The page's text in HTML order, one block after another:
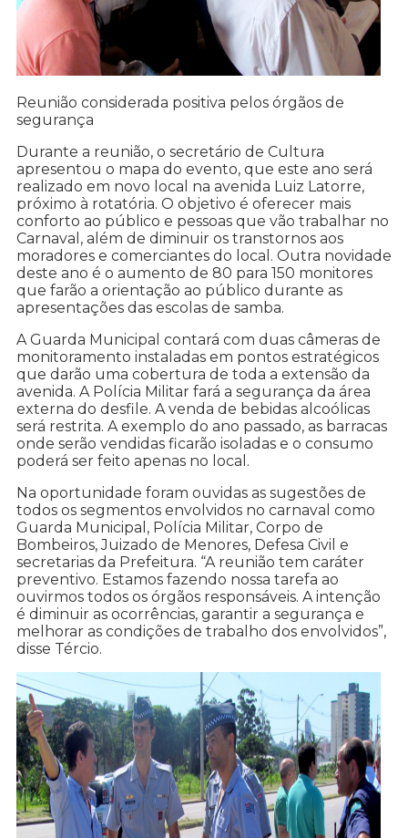
Reunião considerada positiva pelos órgãos de
segurança
Durante a reunião, o secretário de Cultura
apresentou o mapa do evento, que este ano será
realizado em novo local na avenida Luiz Latorre,
próximo à rotatória. O objetivo é oferecer mais
conforto ao público e pessoas que vão trabalhar no
Carnaval, além de diminuir os transtornos aos
moradores e comerciantes do local. Outra novidade
deste ano é o aumento de 80 para 150 monitores
que farão a orientação ao público durante as
apresentações das escolas de samba.
A Guarda Municipal contará com duas câmeras de
monitoramento instaladas em pontos estratégicos
que darão uma cobertura de toda a extensão da
avenida. A Polícia Militar fará a segurança da área
externa do desfile. A venda de bebidas alcoólicas
será restrita. A exemplo do ano passado, as barracas
onde serão vendidas ficarão isoladas e o consumo
poderá ser feito apenas no local.
Na oportunidade foram ouvidas as sugestões de
todos os segmentos envolvidos no carnaval como
Guarda Municipal, Polícia Militar, Corpo de
Bombeiros, Juizado de Menores, Defesa Civil e
secretarias da Prefeitura. “A reunião tem caráter
preventivo. Estamos fazendo nossa tarefa ao
ouvirmos todos os órgãos responsáveis. A intenção
é diminuir as ocorrências, garantir a segurança e
melhorar as condições de trabalho dos envolvidos”,
disse Tércio.